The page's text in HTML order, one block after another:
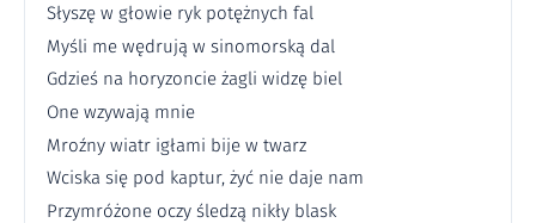
Słyszę w głowie ryk potężnych fal
Myśli me wędrują w sinomorską dal
Gdzieś na horyzoncie żagli widzę biel
One wzywają mnie
Mroźny wiatr igłami bije w twarz
Wciska się pod kaptur, żyć nie daje nam
Przymróżone oczy śledzą nikły blask